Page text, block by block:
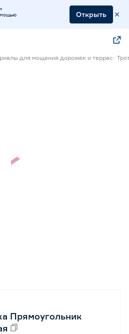
Открыть
для мощения дорожек и террас
Прямоугольник